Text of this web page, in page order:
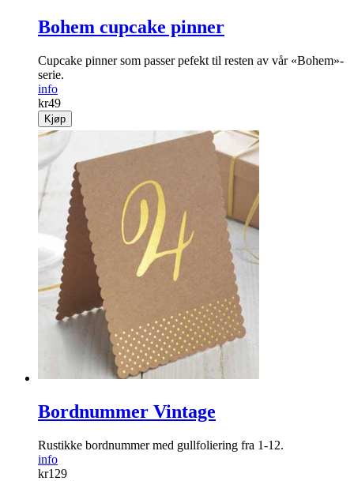
Bohem cupcake pinner
Cupcake pinner som passer pefekt til resten av vår «Bohem»-
serie.
info
kr49
Kjøp
Bordnummer Vintage
Rustikke bordnummer med gullfoliering fra 1-12.
info
kr129